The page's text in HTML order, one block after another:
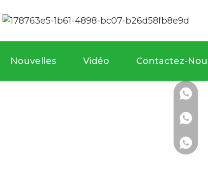
Nouvelles Vidéo Contactez-